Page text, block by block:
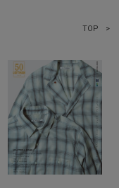
TOP >